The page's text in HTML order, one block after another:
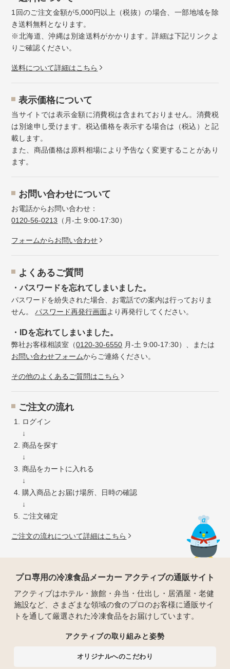
1回のご注文金額が5,000円以上（税抜）の場合、一部地域を除
き送料無料となります。
※北海道、沖縄は別途送料がかかります。詳細は下記リンクよ
りご確認ください。
送料について詳細はこちら
表示価格について
当サイトでは表示金額に消費税は含まれておりません。消費税
は別途申し受けます。税込価格を表示する場合は（税込）と記
載します。
また、商品価格は原料相場により予告なく変更することがあり
ます。
お問い合わせについて
お電話からお問い合わせ：
0120-56-0213 （月-土 9:00-17:30）
フォームからお問い合わせ
よくあるご質問
・パスワードを忘れてしまいました。
パスワードを紛失された場合、お電話での案内は行っておりま
せん。パスワード再発行画面より再発行してください。
・IDを忘れてしまいました。
弊社お客様相談室（0120-30-6550 月-土 9:00-17:30）、または
お問い合わせフォームからご連絡ください。
その他のよくあるご質問はこちら
ご注文の流れ
ログイン
↓
商品を探す
↓
商品をカートに入れる
↓
購入商品とお届け場所、日時の確認
↓
ご注文確定
ご注文の流れについて詳細はこちら
プロ専用の冷凍食品メーカー アクティブの通販サイト
アクティブはホテル・旅館・弁当・仕出し・居酒屋・老健
施設など、さまざまな領域の食のプロのお客様に通販サイ
トを通して厳選された冷凍食品をお届けしています。
アクティブの取り組みと姿勢
オリジナルへのこだわり